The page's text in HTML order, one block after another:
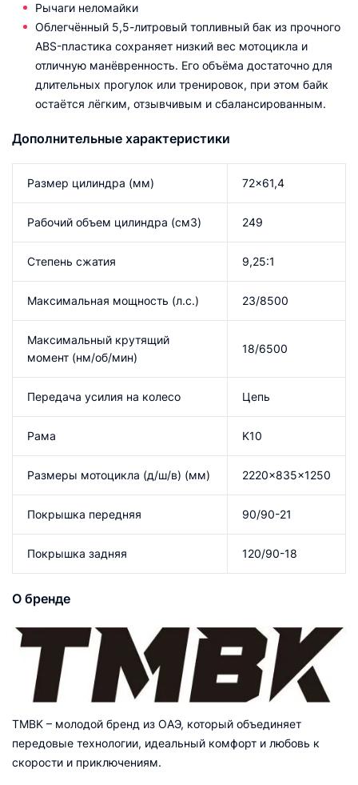
Рычаги неломайки
Облегчённый 5,5-литровый топливный бак из прочного
ABS-пластика сохраняет низкий вес мотоцикла и
отличную манёвренность. Его объёма достаточно для
длительных прогулок или тренировок, при этом байк
остаётся лёгким, отзывчивым и сбалансированным.
Дополнительные характеристики
Размер цилиндра (мм) 72×61,4
Рабочий объем цилиндра (см3) 249
Степень сжатия 9,25:1
Максимальная мощность (л.с.) 23/8500
Максимальный крутящий
момент (нм/об/мин)
18/6500
Передача усилия на колесо Цепь
Рама K10
Размеры мотоцикла (д/ш/в) (мм) 2220×835×1250
Покрышка передняя 90/90-21
Покрышка задняя 120/90-18
О бренде
TMBK – молодой бренд из ОАЭ, который объединяет
передовые технологии, идеальный комфорт и любовь к
скорости и приключениям.